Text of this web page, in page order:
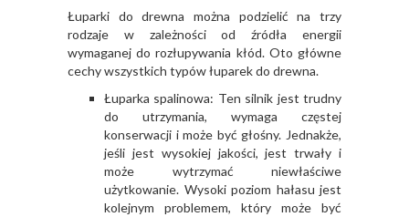
Łuparki do drewna można podzielić na trzy
rodzaje w zależności od źródła energii
wymaganej do rozłupywania kłód. Oto główne
cechy wszystkich typów łuparek do drewna.
Łuparka spalinowa: Ten silnik jest trudny
do utrzymania, wymaga częstej
konserwacji i może być głośny. Jednakże,
jeśli jest wysokiej jakości, jest trwały i
może wytrzymać niewłaściwe
użytkowanie. Wysoki poziom hałasu jest
kolejnym problemem, który może być